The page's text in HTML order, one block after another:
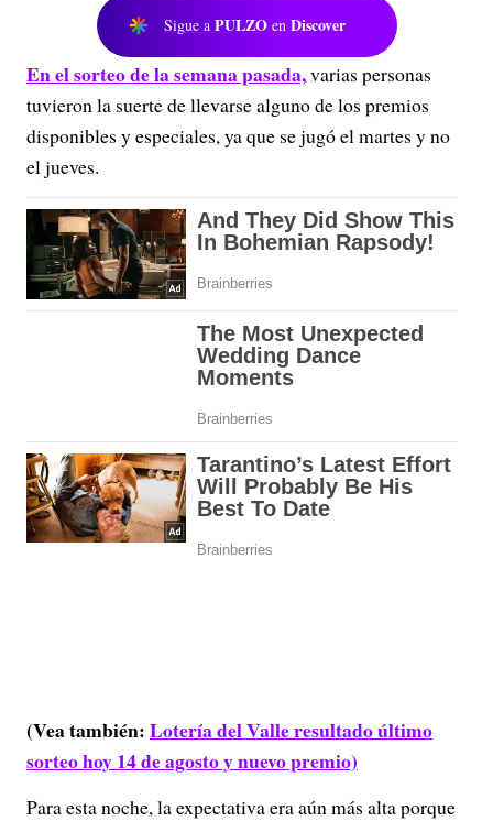
Sigue a PULZO en Discover
En el sorteo de la semana pasada,varias personas
tuvieron la suerte de llevarse alguno de los premios
disponibles y especiales, ya que se jugó el martes y no
el jueves.
(Vea también:Lotería del Valle resultado último
sorteo hoy 14 de agosto y nuevo premio)
Para esta noche, la expectativa era aún más alta porque